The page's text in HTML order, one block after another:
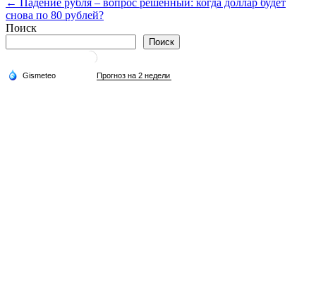
записям
снова по 80 рублей?
Поиск
Поиск